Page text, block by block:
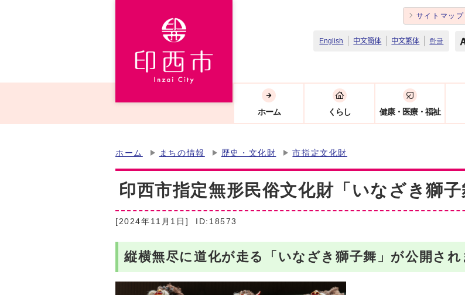
サイトマップ
English 中文簡体 中文繁体 한글
ホーム くらし 健康・医療・福祉
ホーム まちの情報 歴史・文化財 市指定文化財
印西市指定無形民俗文化財「いなざき獅
[2024年11月1日] ID:18573
縦横無尽に道化が走る「いなざき獅子舞」が公開され